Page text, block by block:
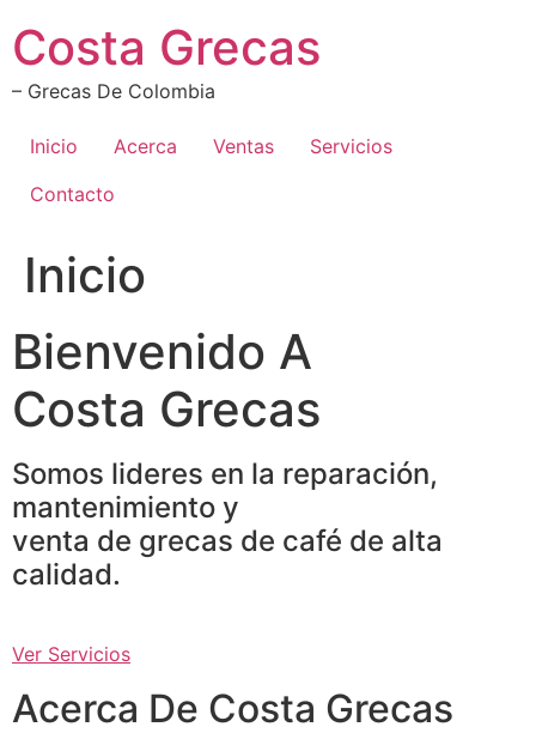
contenido
Costa Grecas
– Grecas De Colombia
Inicio Acerca Ventas
Servicios
Contacto
Inicio
Bienvenido A
Costa Grecas
Somos lideres en la reparación,
mantenimiento y
venta de grecas de café de alta
calidad.
Ver Servicios
Acerca De Costa Grecas